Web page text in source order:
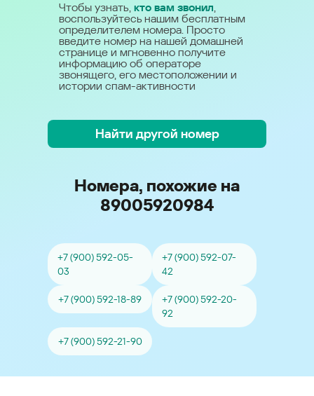
Чтобы узнать, кто вам звонил,
воспользуйтесь нашим бесплатным
определителем номера. Просто
введите номер на нашей домашней
странице и мгновенно получите
информацию об операторе
звонящего, его местоположении и
истории спам-активности
Найти другой номер
Номера, похожие на
89005920984
+7 (900) 592-05-
03
+7 (900) 592-07-
42
+7 (900) 592-18-89
+7 (900) 592-20-
92
+7 (900) 592-21-90